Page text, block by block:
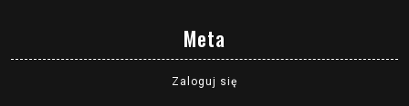
Meta
Zaloguj się